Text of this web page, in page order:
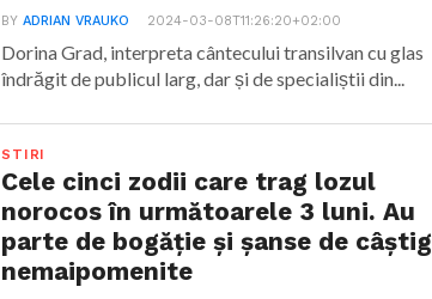
BYADRIAN VRAUKO 2024-03-08T11:26:20+02:00
Dorina Grad, interpreta cântecului transilvan cu glas
îndrăgit de publicul larg, dar și de specialiștii din...
STIRI
Cele cinci zodii care trag lozul
norocos în următoarele 3 luni. Au
parte de bogăție și șanse de câștig
nemaipomenite